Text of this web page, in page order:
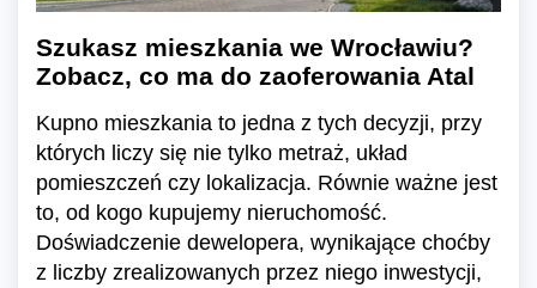
Szukasz mieszkania we Wrocławiu?
Zobacz, co ma do zaoferowania Atal
Kupno mieszkania to jedna z tych decyzji, przy
których liczy się nie tylko metraż, układ
pomieszczeń czy lokalizacja. Równie ważne jest
to, od kogo kupujemy nieruchomość.
Doświadczenie dewelopera, wynikające choćby
z liczby zrealizowanych przez niego inwestycji,